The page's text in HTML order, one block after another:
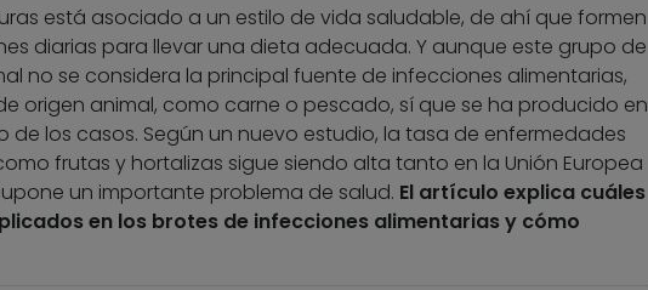
está asociado a un estilo de vida saludable, de ahí que formen
diarias para llevar una dieta adecuada. Y aunque este grupo de
no se considera la principal fuente de infecciones alimentarias,
origen animal, como carne o pescado, sí que se ha producido en
de los casos. Según un nuevo estudio, la tasa de enfermedades
frutas y hortalizas sigue siendo alta tanto en la Unión Europea
supone un importante problema de salud. El artículo explica cuáles
en los brotes de infecciones alimentarias y cómo